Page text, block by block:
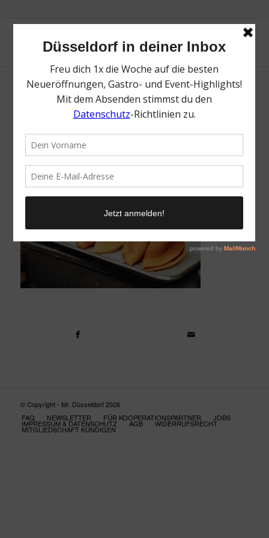
Glückskekse | Silvester in Düsseldorf 2021 |
© Copyright - Mr. Düsseldorf 2026
FAQ
NEWSLETTER FÜR KOOPERATIONSPARTNER JOBS
IMPRESSUM & DATENSCHUTZ AGB WIDERRUFSRECHT
MITGLIEDSCHAFT KÜNDIGEN